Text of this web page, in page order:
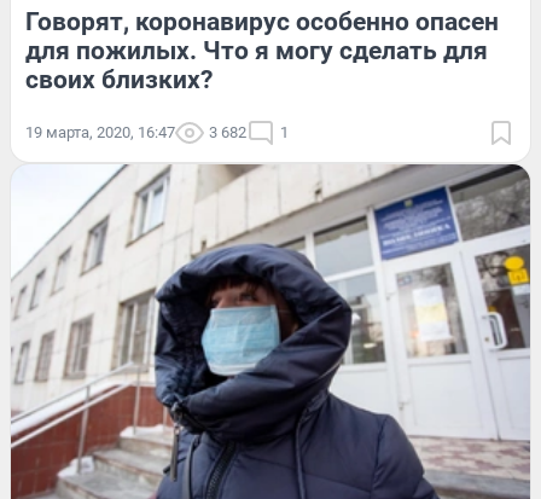
Говорят, коронавирус особенно опасен
для пожилых. Что я могу сделать для
своих близких?
19 марта, 2020, 16:47 3 682 1